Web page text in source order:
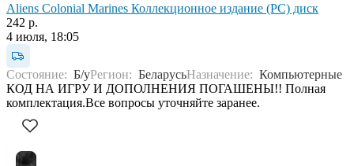
Aliens Colonial Marines Коллекционное издание (PC) диск
242 р.
4 июля, 18:05
Состояние: Б/уРегион: БеларусьНазначение: Компьютерные
КОД НА ИГРУ И ДОПОЛНЕНИЯ ПОГАШЕНЫ!! Полная
комплектация.Все вопросы уточняйте заранее.